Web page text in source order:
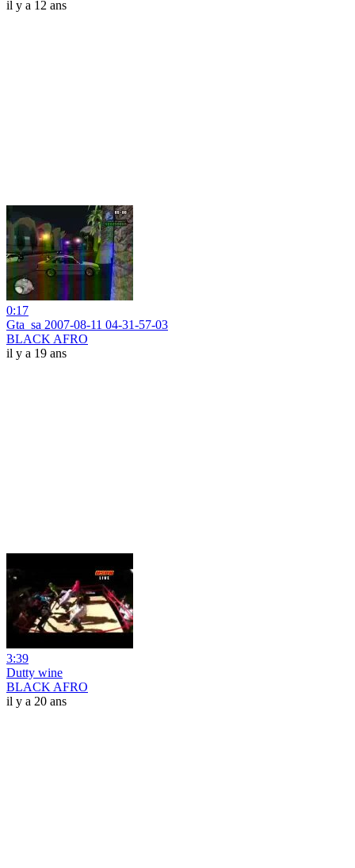
il y a 12 ans
0:17
Gta_sa 2007-08-11 04-31-57-03
BLACK AFRO
il y a 19 ans
3:39
Dutty wine
BLACK AFRO
il y a 20 ans